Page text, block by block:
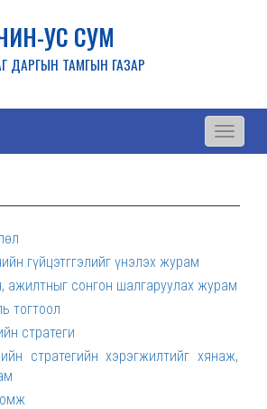
УС СУМ
ДАРГЫН ТАМГЫН ГАЗАР
Toggle
гүйцэтггэлийг үнэлэх журам
ажилтныг сонгон шалгаруулах журам
тогтоол
стратеги
стратегийн хэрэгжилтийг хянаж,